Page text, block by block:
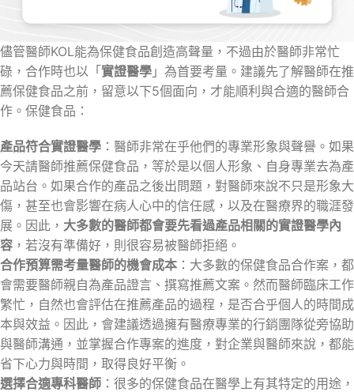
儘管醫師KOL能為保健食品創造高聲量，不過由於醫師非常忙
碌，合作時也以「實證醫學 」為首要考量。建議先了解醫師在推
薦保健食品之前，留意以下5個面向，才能順利與合適的醫師合
作。保健食品：
產品符合實證醫學 ：醫師非常在乎他們的專業形象與聲譽。如果
今天請醫師推薦保健食品，等於是以個人形象、自身專業去為產
品站台。如果合作的產品之後出問題，對醫師來說不只是形象大
傷，甚至也會影響在病人心中的信任感，以及在醫療界的職涯發
展。因此， 大多數的醫師都會要先看過產品相關的實證醫學內
容 ，若沒有準備好，則很容易被醫師拒絕。
合作預算需考量醫師的機會成本 ：大多數的保健食品合作案，都
會需要醫師親自為產品證言、撰寫推薦文案。然而醫師臨床工作
繁忙，自然也會評估在推薦產品的過程，是否合乎個人的時間成
本與效益。因此，會建議透過擁有醫療專業的行銷團隊從旁協助
與醫師溝通，並掌握合作專案的進度，對企業與醫師來說，都能
省下心力與時間，取得良好平衡。
選擇合適專科醫師 ：很多的保健食品在醫學上有其特定的用途，